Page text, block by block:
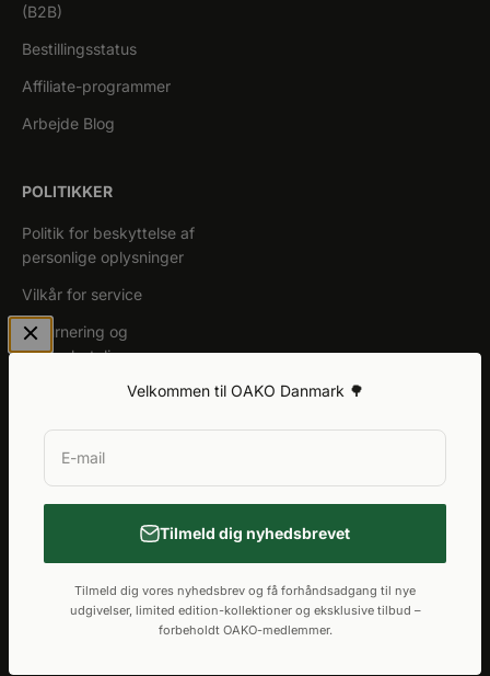
Velkommen til OAKO Danmark 🌳
E-mail
Tilmeld dig nyhedsbrevet
Tilmeld dig vores nyhedsbrev og få forhåndsadgang til nye
udgivelser, limited edition-kollektioner og eksklusive tilbud –
forbeholdt OAKO-medlemmer.
(B2B)
Bestillingsstatus
Affiliate-programmer
Arbejde Blog
POLITIKKER
Politik for beskyttelse af
personlige oplysninger
Vilkår for service
Returnering og
tilbagebetaling
Generel garanti
© 2026, OAKO Danmark.Drevet af Shopify